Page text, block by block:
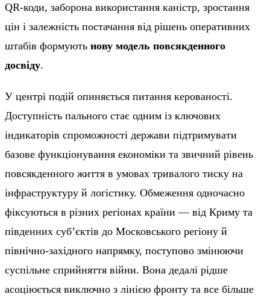
QR-коди, заборона використання каністр, зростання
цін і залежність постачання від рішень оперативних
штабів формують нову модель повсякденного
досвіду.
У центрі подій опиняється питання керованості.
Доступність пального стає одним із ключових
індикаторів спроможності держави підтримувати
базове функціонування економіки та звичний рівень
повсякденного життя в умовах тривалого тиску на
інфраструктуру й логістику. Обмеження одночасно
фіксуються в різних регіонах країни — від Криму та
південних суб’єктів до Московського регіону й
північно-західного напрямку, поступово змінюючи
суспільне сприйняття війни. Вона дедалі рідше
асоціюється виключно з лінією фронту та все більше